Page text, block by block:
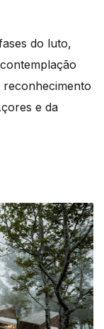
do luto,
e da